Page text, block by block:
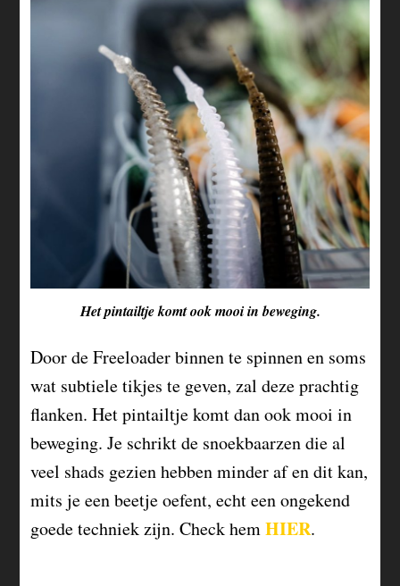
Het pintailtje komt ook mooi in beweging.
Door de Freeloader binnen te spinnen en soms
wat subtiele tikjes te geven, zal deze prachtig
flanken. Het pintailtje komt dan ook mooi in
beweging. Je schrikt de snoekbaarzen die al
veel shads gezien hebben minder af en dit kan,
mits je een beetje oefent, echt een ongekend
goede techniek zijn. Check hemHIER.